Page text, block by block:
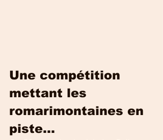
Une compétition
mettant les
romarimontaines en
piste...